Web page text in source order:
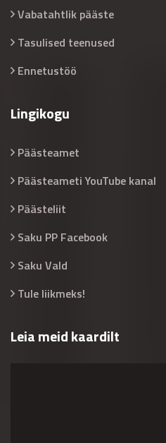
Vabatahtlik pääste
Tasulised teenused
Ennetustöö
Lingikogu
Päästeamet
Päästeameti YouTube kanal
Päästeliit
Saku PP Facebook
Saku Vald
Tule liikmeks!
Leia meid kaardilt